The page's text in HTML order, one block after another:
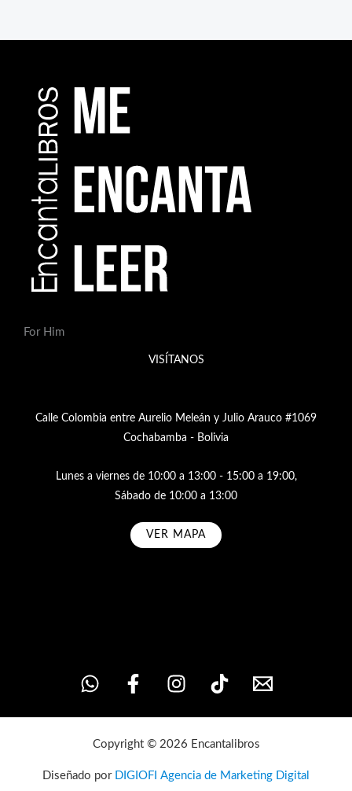
For Him
VISÍTANOS
Calle Colombia entre Aurelio Meleán y Julio Arauco #1069
Cochabamba - Bolivia
Lunes a viernes de 10:00 a 13:00 - 15:00 a 19:00,
Sábado de 10:00 a 13:00
VER MAPA
Copyright © 2026 Encantalibros
Diseñado por DIGIOFI Agencia de Marketing Digital